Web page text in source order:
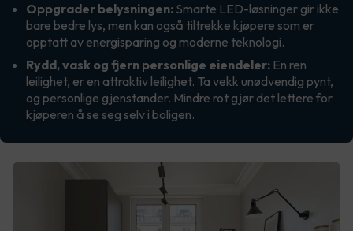
Oppgrader belysningen: Smarte LED-løsninger gir ikke
bare bedre lys, men kan også tiltrekke kjøpere som er
opptatt av energisparing og moderne teknologi.
Rydd, vask og fjern personlige eiendeler: En ren
leilighet, er en attraktiv leilighet. Ta vekk unødvendig pynt,
og personlige gjenstander. Mindre rot gjør det lettere for
kjøperen å se seg selv i boligen.